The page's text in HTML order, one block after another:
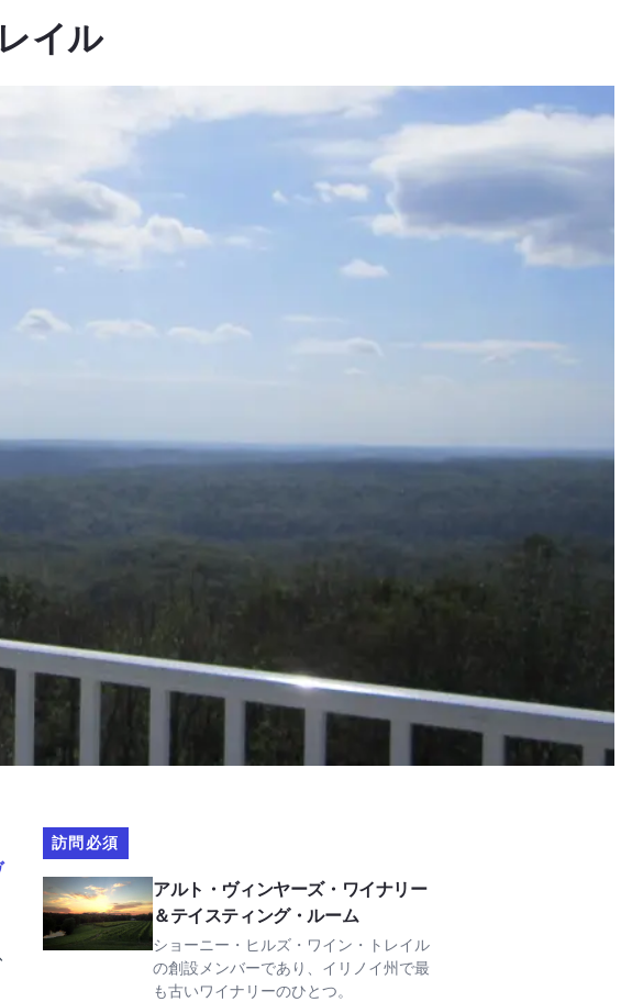
イル
訪問必須
アルト・ヴィンヤーズ・ワイナリー
＆テイスティング・ルーム
ショーニー・ヒルズ・ワイン・トレイル
の創設メンバーであり、イリノイ州で最
も古いワイナリーのひとつ。
アルト・ヴィンヤーズ・ワイナリー＆テイスティング・ルームを見る